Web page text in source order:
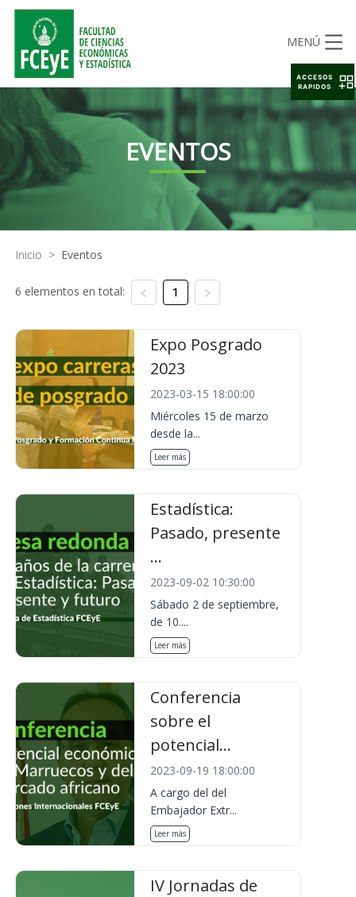
MENÚ
EVENTOS
Inicio > Eventos
6 elementos en total: 1
Expo Posgrado
2023
2023-03-15 18:00:00
Miércoles 15 de marzo
desde la...
Leer más
Estadística:
Pasado, presente
...
2023-09-02 10:30:00
Sábado 2 de septiembre,
de 10....
Leer más
Conferencia
sobre el
potencial...
2023-09-19 18:00:00
A cargo del del
Embajador Extr...
Leer más
IV Jornadas de
ACCESOS
RAPIDOS